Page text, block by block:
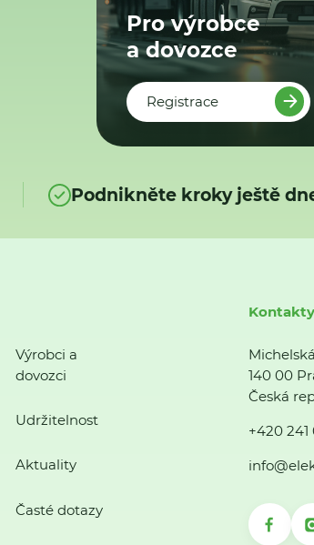
Pro výrobce
a dovozce
Registrace
Podnikněte kroky ještě
Výrobci a
dovozci
Udržitelnost
Aktuality
Časté dotazy
Kontakty
140 00
Česká
+420 241